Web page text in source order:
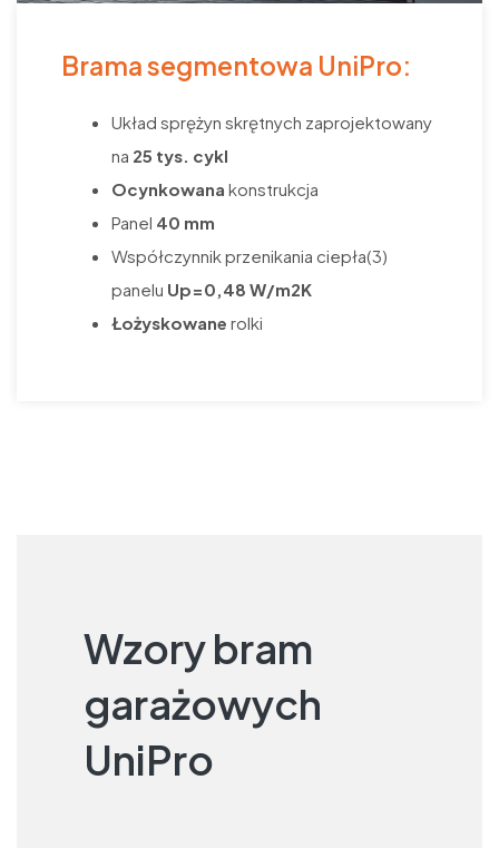
Brama segmentowa UniPro:
Układ sprężyn skrętnych zaprojektowany
na 25 tys. cykl
Ocynkowana konstrukcja
Panel 40 mm
Współczynnik przenikania ciepła(3)
panelu Up=0,48 W/m2K
Łożyskowane rolki
Wzory bram
garażowych
UniPro